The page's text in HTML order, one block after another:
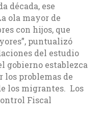
década, ese
ola mayor de
con hijos, que
puntualizó
del estudio
gobierno establezca
problemas de
los migrantes. Los
Fiscal